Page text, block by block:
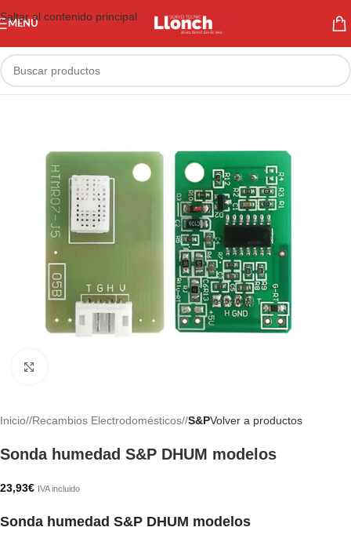
Saltar al contenido principal
MENÚ
Inicio/ Recambios Electrodomésticos/ S&PVolver a productos
Sonda humedad S&P DHUM modelos
23,93€ IVA incluido
Sonda humedad S&P DHUM modelos